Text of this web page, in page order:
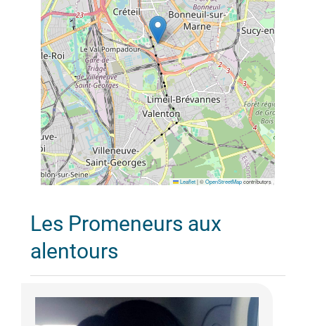
Leaflet |©OpenStreetMapcontributors
Les Promeneurs aux
alentours